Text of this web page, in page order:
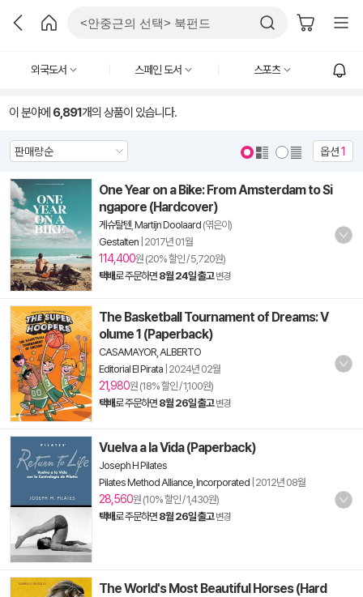
외국도서 스페인 도서 스포츠
이 분야에 6,891개의 상품이 있습니다.
옵션1
One Year on a Bike: From Amsterdam to Si
ngapore (Hardcover)
게슈탈텐 Martijn Doolaard (엮은이)
Gestalten 2017년 01월
114,400원 (20% 할인 / 5,720원)
택배로 주문하면 8월 24일 출고 변경
The Basketball Tournament of Dreams: V
olume 1 (Paperback)
CASAMAYOR, ALBERTO
Editorial El Pirata 2024년 02월
21,980원 (18% 할인 / 1,100원)
택배로 주문하면 8월 26일 출고 변경
Vuelva a la Vida (Paperback)
Joseph H Pilates
Pilates Method Alliance, Incorporated 2012년 08월
28,560원 (10% 할인 / 1,430원)
택배로 주문하면 8월 26일 출고 변경
The World's Most Beautiful Horses (Hard